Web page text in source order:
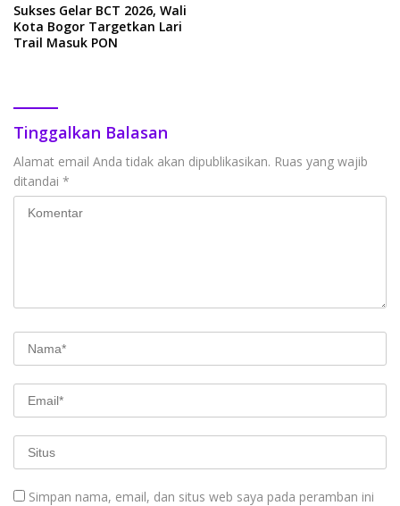
Sukses Gelar BCT 2026, Wali
Kota Bogor Targetkan Lari
Trail Masuk PON
Tinggalkan Balasan
Alamat email Anda tidak akan dipublikasikan. Ruas yang wajib
ditandai *
Simpan nama, email, dan situs web saya pada peramban ini